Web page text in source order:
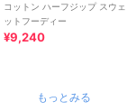
コットン ハーフジップ スウェ
ットフーディー
¥9,240
もっとみる